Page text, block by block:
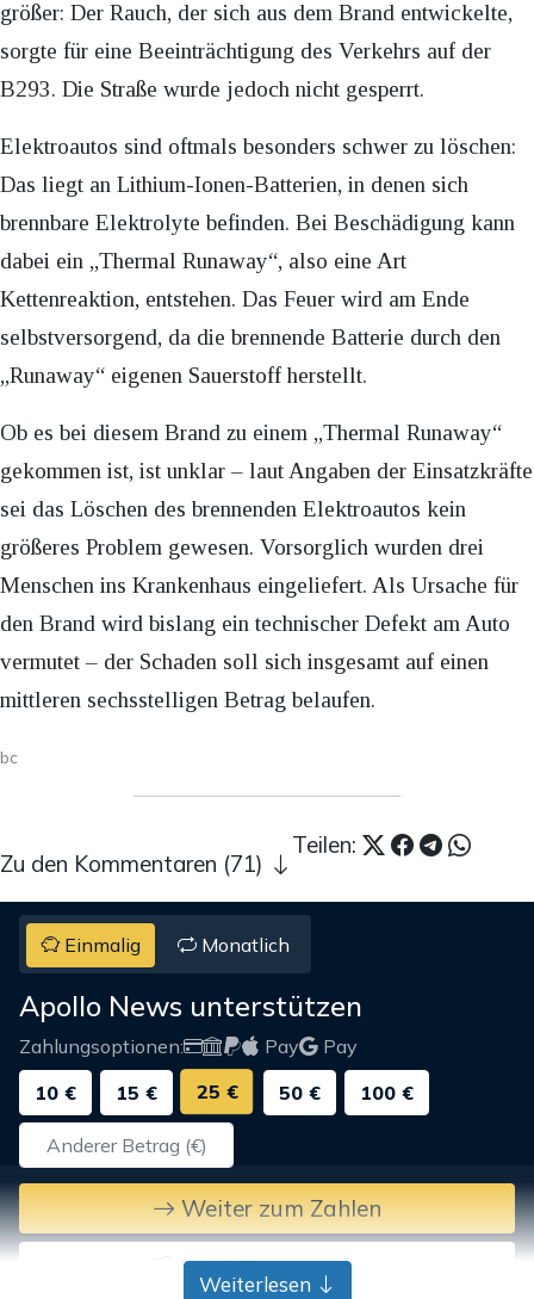
größer: Der Rauch, der sich aus dem Brand entwickelte,
sorgte für eine Beeinträchtigung des Verkehrs auf der
B293. Die Straße wurde jedoch nicht gesperrt.
Elektroautos sind oftmals besonders schwer zu löschen:
Das liegt an Lithium-Ionen-Batterien, in denen sich
brennbare Elektrolyte befinden. Bei Beschädigung kann
dabei ein „Thermal Runaway“, also eine Art
Kettenreaktion, entstehen. Das Feuer wird am Ende
selbstversorgend, da die brennende Batterie durch den
„Runaway“ eigenen Sauerstoff herstellt.
Ob es bei diesem Brand zu einem „Thermal Runaway“
gekommen ist, ist unklar – laut Angaben der Einsatzkräfte
sei das Löschen des brennenden Elektroautos kein
größeres Problem gewesen. Vorsorglich wurden drei
Menschen ins Krankenhaus eingeliefert. Als Ursache für
den Brand wird bislang ein technischer Defekt am Auto
vermutet – der Schaden soll sich insgesamt auf einen
mittleren sechsstelligen Betrag belaufen.
bc
Teilen:
Zu den Kommentaren (71)
Einmalig Monatlich
Apollo News unterstützen
Zahlungsoptionen: Pay
Pay
10 €
15 € 25 € 50 € 100 €
Weiter zum Zahlen
Bank-Überweisung
Weiterlesen